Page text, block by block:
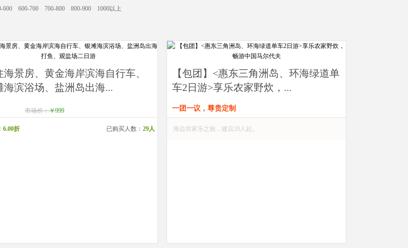
600 600-700 700-800 800-900
1000以上
海景房、黄金海岸滨海自行车、
海滨浴场、盐洲岛出海...
市场价：￥999
6.00折 已购买人数： 29人
【包团】<惠东三角洲岛、环海绿道单
车2日游>享乐农家野炊，...
一团一议，尊贵定制
海边农家乐之旅，建议20人起。